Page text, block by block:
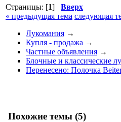
Страницы: [1] Вверх
« предыдущая тема следующая
Лукомания →
Купля - продажа →
Частные объявления →
Блочные и классические
Перенесено: Полочка
Похожие темы (5)